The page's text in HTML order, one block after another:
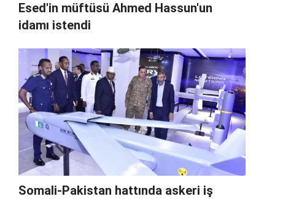
Esed'in müftüsü Ahmed Hassun'un
idamı istendi
Somali-Pakistan hattında askeri iş